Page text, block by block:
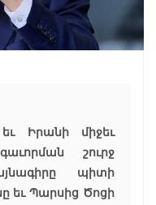
Իրանի միջեւ
շուրջ
պիտի
եւ Պարսից Ծոցի